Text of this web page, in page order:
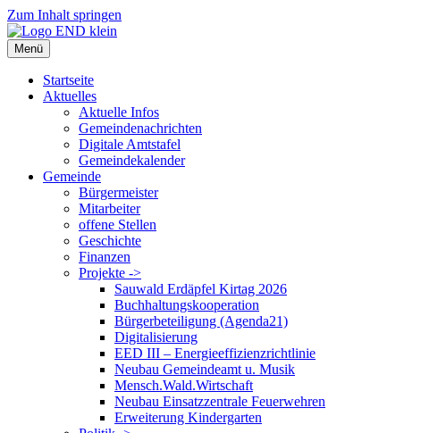
Zum Inhalt springen
Menü
Startseite
Aktuelles
Aktuelle Infos
Gemeindenachrichten
Digitale Amtstafel
Gemeindekalender
Gemeinde
Bürgermeister
Mitarbeiter
offene Stellen
Geschichte
Finanzen
Projekte ->
Sauwald Erdäpfel Kirtag 2026
Buchhaltungskooperation
Bürgerbeteiligung (Agenda21)
Digitalisierung
EED III – Energieeffizienzrichtlinie
Neubau Gemeindeamt u. Musik
Mensch.Wald.Wirtschaft
Neubau Einsatzzentrale Feuerwehren
Erweiterung Kindergarten